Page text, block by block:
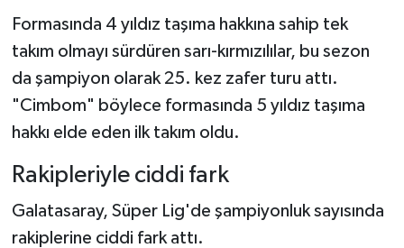
Formasında 4 yıldız taşıma hakkına sahip tek
takım olmayı sürdüren sarı-kırmızılılar, bu sezon
da şampiyon olarak 25. kez zafer turu attı.
"Cimbom" böylece formasında 5 yıldız taşıma
hakkı elde eden ilk takım oldu.
Rakipleriyle ciddi fark
Galatasaray, Süper Lig'de şampiyonluk sayısında
rakiplerine ciddi fark attı.